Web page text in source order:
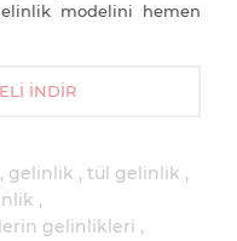
modelini hemen
İNDIR
gelinlik
tül gelinlik
gelinlikleri